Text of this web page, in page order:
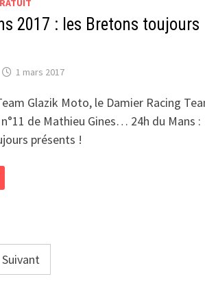
2017 : les Bretons toujours
1 mars 2017
Glazik Moto, le Damier Racing
de Mathieu Gines… 24h du Mans :
présents !
Suivant